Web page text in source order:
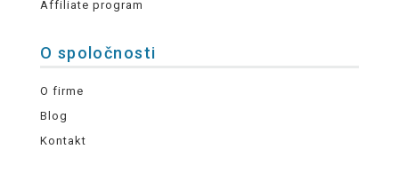
Affiliate program
O spoločnosti
O firme
Blog
Kontakt